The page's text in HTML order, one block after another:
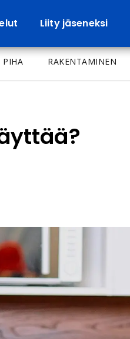
Liity jäseneksi
PIHA RAKENTAMINEN